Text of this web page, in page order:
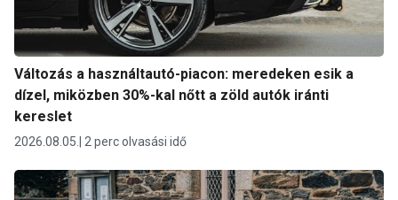
Változás a használtautó-piacon: meredeken esik a
dízel, miközben 30%-kal nőtt a zöld autók iránti
kereslet
2026.08.05. 2 perc olvasási idő